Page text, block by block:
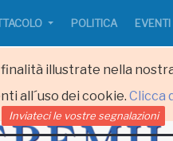
illustrate nella
all´uso dei cookie. Clicca
POLITICA EVENTI
Inviateci le vostre segnalazioni